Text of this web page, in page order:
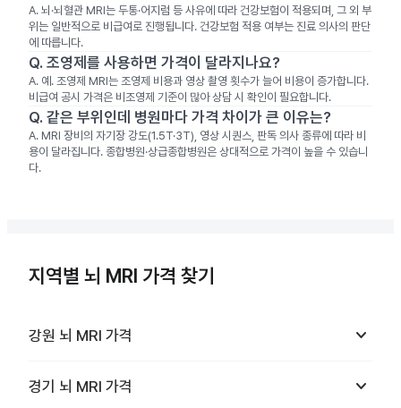
A. 뇌·뇌혈관 MRI는 두통·어지럼 등 사유에 따라 건강보험이 적용되며, 그 외 부
위는 일반적으로 비급여로 진행됩니다. 건강보험 적용 여부는 진료 의사의 판단
에 따릅니다.
Q. 조영제를 사용하면 가격이 달라지나요?
A. 예. 조영제 MRI는 조영제 비용과 영상 촬영 횟수가 늘어 비용이 증가합니다.
비급여 공시 가격은 비조영제 기준이 많아 상담 시 확인이 필요합니다.
Q. 같은 부위인데 병원마다 가격 차이가 큰 이유는?
A. MRI 장비의 자기장 강도(1.5T·3T), 영상 시퀀스, 판독 의사 종류에 따라 비
용이 달라집니다. 종합병원·상급종합병원은 상대적으로 가격이 높을 수 있습니
다.
지역별 뇌 MRI 가격 찾기
강원 뇌 MRI 가격 keyboard_arrow_down
경기 뇌 MRI 가격 keyboard_arrow_down